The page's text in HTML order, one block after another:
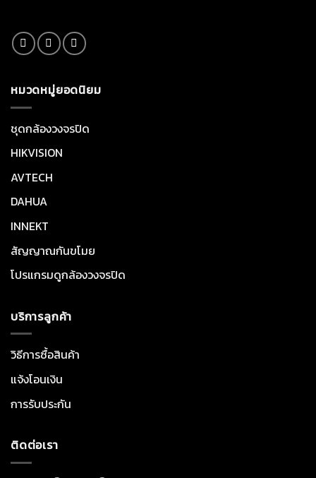
หมวดหมู่ยอดนิยม
ชุดกล้องวงจรปิด
HIKVISION
AVTECH
DAHUA
INNEKT
สัญญาณกันขโมย
โปรแกรมดูกล้องวงจรปิด
บริการลูกค้า
วิธีการซื้อสินค้า
แจ้งโอนเงิน
การรับประกัน
ติดต่อเรา